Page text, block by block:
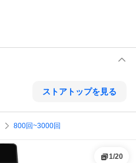
ストアトップを見る
800回~3000回
1/20